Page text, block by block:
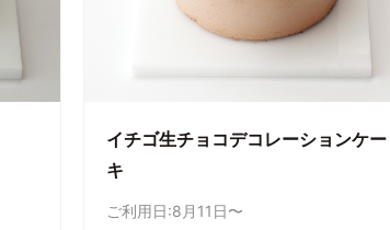
イチゴ生チョコデコレーションケー
キ
ご利用日:8月11日〜